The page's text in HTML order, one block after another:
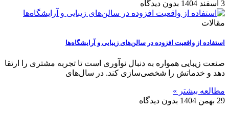
3 اسفند 1404
بدون دیدگاه
مقالات
استفاده از واقعیت افزوده در سالن‌های زیبایی و آرایشگاه‌ها
صنعت زیبایی همواره به دنبال نوآوری است تا تجربه مشتری را ارتقا
دهد و خدماتش را شخصی‌سازی کند. در سال‌های
مطالعه بیشتر »
29 بهمن 1404
بدون دیدگاه